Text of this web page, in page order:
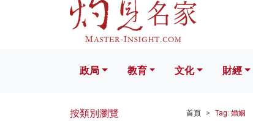
政局 教育 文化 財經
首頁 Tag: 婚姻
按類別瀏覽